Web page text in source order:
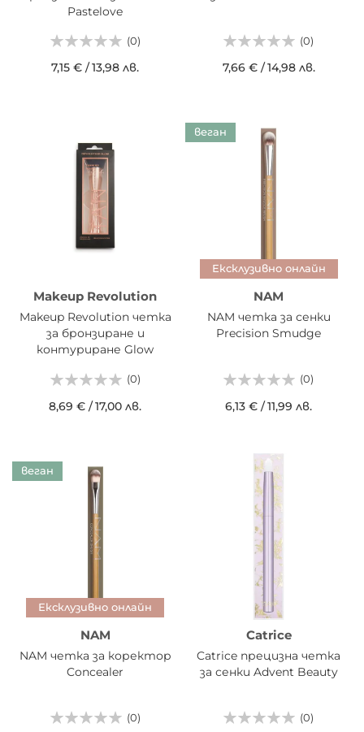
Pastelove
(0)
7,15 € /13,98 лв.
(0)
7,66 €/14,98 лв.
Makeup Revolution
Makeup Revolution четка
за бронзиране и
контуриране Glow
(0)
8,69 € /17,00 лв.
веган
Ексклузивно онлайн
NAM
NAM четка за сенки
Precision Smudge
(0)
6,13 € /11,99 лв.
веган
Ексклузивно онлайн
NAM
NAM четка за коректор
Concealer
(0)
Catrice
Catrice прецизна четка
за сенки Advent Beauty
(0)